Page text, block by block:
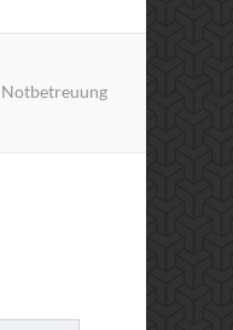
Notbetreuung